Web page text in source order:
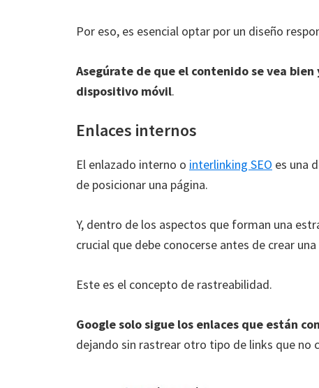
Por eso, es esencial optar por un diseño
Asegúrate de que el contenido se vea
dispositivo móvil.
Enlaces internos
El enlazado interno o interlinking SEO es una
de posicionar una página.
Y, dentro de los aspectos que forman una
crucial que debe conocerse antes de crear una
Este es el concepto de rastreabilidad.
Google solo sigue los enlaces que están
dejando sin rastrear otro tipo de links que no